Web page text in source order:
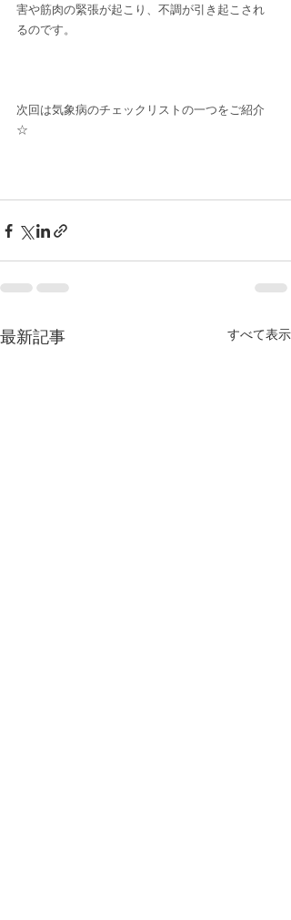
害や筋肉の緊張が起こり、不調が引き起こされ
るのです。
次回は気象病のチェックリストの一つをご紹介
☆
最新記事 すべて表示